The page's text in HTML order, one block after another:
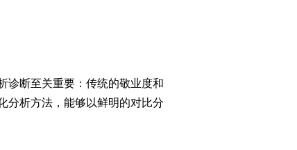
诊断至关重要：传统的敬业度和
分析方法，能够以鲜明的对比分